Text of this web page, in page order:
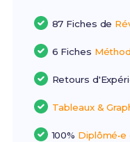
87 Fiches de
6 Fiches
Retours
Tableaux &
100% Diplômé•e